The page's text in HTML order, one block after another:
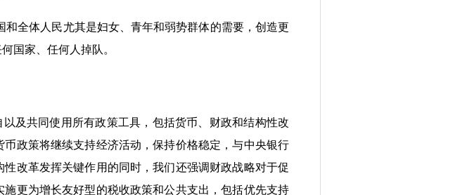
全体人民尤其是妇女、青年和弱势群体的需要，创造更
国家、任何人掉队。
共同使用所有政策工具，包括货币、财政和结构性改
政策将继续支持经济活动，保持价格稳定，与中央银行
改革发挥关键作用的同时，我们还强调财政战略对于促
更为增长友好型的税收政策和公共支出，包括优先支持